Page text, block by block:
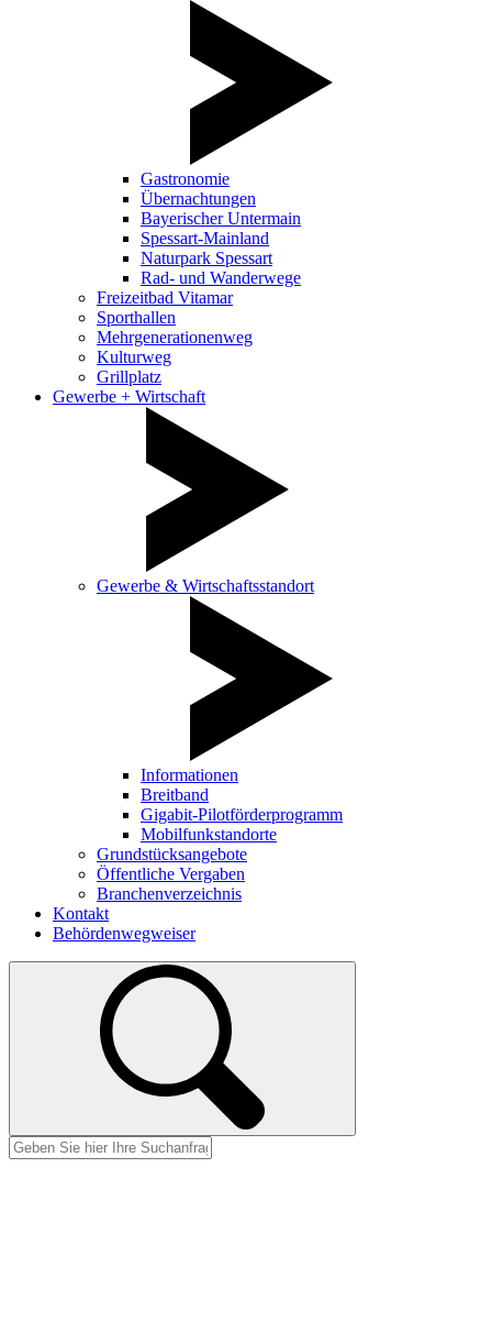
Gastronomie
Übernachtungen
Bayerischer Untermain
Spessart-Mainland
Naturpark Spessart
Rad- und Wanderwege
Freizeitbad Vitamar
Sporthallen
Mehrgenerationenweg
Kulturweg
Grillplatz
Gewerbe + Wirtschaft
Gewerbe & Wirtschaftsstandort
Informationen
Breitband
Gigabit-Pilotförderprogramm
Mobilfunkstandorte
Grundstücksangebote
Öffentliche Vergaben
Branchenverzeichnis
Kontakt
Behördenwegweiser